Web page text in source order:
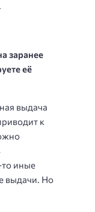
заранее
её
выдача
к
иные
выдачи. Но